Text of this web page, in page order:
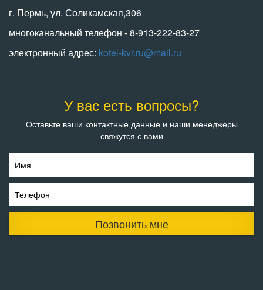
г. Пермь, ул. Соликамская,306
многоканальный телефон - 8-913-222-83-27
электронный адрес: kotel-kvr.ru@mail.ru
У вас есть вопросы?
Оставьте ваши контактные данные и наши менеджеры
свяжутся с вами
Имя
Телефон
Позвонить мне